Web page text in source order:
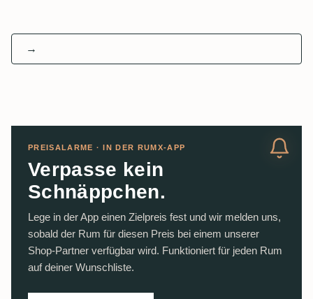
→
PREISALARME · IN DER RUMX-APP
Verpasse kein
Schnäppchen.
Lege in der App einen Zielpreis fest und wir melden uns,
sobald der Rum für diesen Preis bei einem unserer
Shop-Partner verfügbar wird. Funktioniert für jeden Rum
auf deiner Wunschliste.